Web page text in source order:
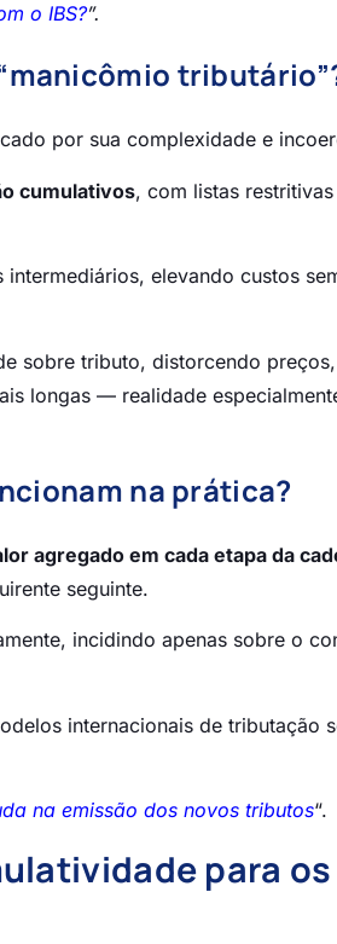
o IBS?”.
por sua complexidade e
cumulativos, com listas
elevando custos
sobre tributo, distorcendo preços,
longas — realidade
na prática?
agregado em cada etapa da
seguinte.
incidindo apenas sobre o
internacionais de tributação
na emissão dos novos tributos“.
para os